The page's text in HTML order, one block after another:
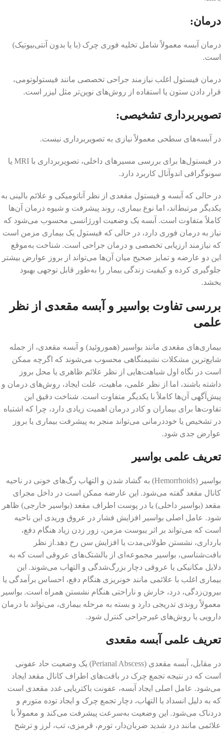
درمان:
درمان آبسه معمولاً شامل تخلیه فوری چرک (با یا بدون آنتی‌بیوتیک)
است.
درمان فیستول اغلب نیازمند جراحی تخصصی مانند فیستولوتومی،
قرار دادن ستون یا استفاده از روش‌های نوین‌تر مثل لیزر است.
تصویربرداری تشخیصی:
در آبسه‌های سطحی معمولاً نیازی به تصویربرداری نیست.
در فیستول‌ها برای بررسی مسیرهای داخلی، تصویربرداری با MRI یا
سونوگرافی اندوآنال کاربرد دارد.
در حالی که آبسه و فیستول مقعدی از نظر آناتومیکی و علائم بالینی به
یکدیگر مرتبط‌اند، اما نوع بیماری، روند پیشرفت و شیوه درمان آن‌ها
کاملاً متفاوت است. آبسه یک وضعیت اورژانسی محسوب می‌شود که
نیاز به درمان فوری دارد، در حالی که فیستول یک بیماری مزمن است
که نیازمند ارزیابی تخصصی و درمان جراحی است. شناخت به‌موقع
این دو عارضه و تمایز صحیح میان آن‌ها می‌تواند از بروز عوارض بیشتر
جلوگیری کرده و کیفیت زندگی بیمار را به‌طور قابل توجهی بهبود
بخشد.
بررسی تفاوت بواسیر و آبسه مقعدی از نظر
علمی
بیماری‌های مقعدی مانند بواسیر (هموروئید) و آبسه مقعدی، از جمله
شایع‌ترین مشکلات نشیمنگاهی محسوب می‌شوند که اگرچه ممکن
است در نگاه اول شباهت‌هایی از نظر علائم ظاهری یا محل بروز
داشته باشند، اما از نظر علمی، ماهیت، علت ایجاد، روش‌های درمان و
پیش‌آگهی آن‌ها کاملاً با یکدیگر متفاوت است. شناخت دقیق این
تفاوت‌ها برای بیماران و کادر درمان اهمیت زیادی دارد، چرا که اشتباه
در تشخیص یا خوددرمانی می‌تواند منجر به پیشرفت بیماری یا بروز
عوارض جدی شود.
تعریف علمی بواسیر
بواسیر (Hemorrhoids) به گشاد شدن و التهاب رگ‌های خونی در ناحیه
کانال مقعد گفته می‌شود. این عارضه ممکن است در داخل مجرای
مقعد (بواسیر داخلی) یا در پوست اطراف مقعد (بواسیر خارجی) ظاهر
شود. عامل اصلی بواسیر افزایش فشار در عروق وریدی این ناحیه
است که می‌تواند بر اثر یبوست مزمن، زور زدن زیاد هنگام دفع،
بارداری، نشستن طولانی‌مدت یا افزایش سن رخ دهد.از نظر
بافت‌شناسی، بواسیر مجموعه‌ای از بالشتک‌های عروقی است که به
دلایل مکانیکی یا عروقی دچار بزرگ‌شدگی و التهاب می‌شوند. این
بیماری اغلب با علائمی مانند خونریزی هنگام دفع، احساس برآمدگی یا
بیرون‌زدگی، درد، خارش و ناراحتی هنگام نشستن همراه است. بواسیر
معمولاً روندی تدریجی دارد و بسته به مرحله بیماری، می‌تواند با درمان
دارویی یا روش‌های غیرجراحی کنترل شود.
تعریف علمی آبسه مقعدی
در مقابل، آبسه مقعدی (Perianal Abscess) یک وضعیت حاد عفونی
است که در نتیجه تجمع چرک در بافت‌های اطراف کانال مقعد ایجاد
می‌شود. عامل اصلی ایجاد آبسه، عفونت باکتریایی غدد مقعدی است
که به دلیل انسداد یا التهاب، دچار تجمع چرک و ایجاد توده متورم و
دردناک می‌شود. این وضعیت به‌سرعت پیشرفت می‌کند و معمولاً با
علائمی مانند درد شدید ضربان‌دار، تورم، قرمزی، تب، لرز و ترشح